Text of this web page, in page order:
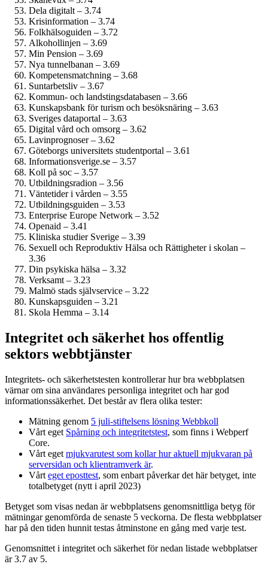
Dela digitalt – 3.74
Krisinformation – 3.74
Folkhälsoguiden – 3.72
Alkohollinjen – 3.69
Min Pension – 3.69
Nya tunnelbanan – 3.69
Kompetensmatchning – 3.68
Suntarbetsliv – 3.67
Kommun- och landstings­databasen – 3.66
Kunskapsbank för turism och besöksnäring – 3.63
Sveriges dataportal – 3.63
Digital vård och omsorg – 3.62
Lavinprognoser – 3.62
Göteborgs universitets studentportal – 3.61
Informationsverige.se – 3.57
Koll på soc – 3.57
Utbildningsradion – 3.56
Väntetider i vården – 3.55
Utbildningsguiden – 3.53
Enterprise Europe Network – 3.52
Openaid – 3.41
Kliniska studier Sverige – 3.39
Sexuell och Reproduktiv Hälsa och Rättigheter i skolan –
3.36
Din psykiska hälsa – 3.32
Verksamt – 3.23
Malmö stads självservice – 3.22
Kunskapsguiden – 3.21
Skola Hemma – 3.14
Integritet och säkerhet hos offentlig
sektors webbtjänster
Integritets- och säkerhetstesten kontrollerar hur bra webbplatsen
värnar om sina användares personliga integritet och har god
informations­säkerhet. Det består av flera olika tester:
Mätning genom 5 juli-stiftelsens lösning Webbkoll
Vårt eget Spårning och integritetstest, som finns i Webperf
Core.
Vårt eget mjukvarutest som kollar hur aktuell mjukvaran på
serversidan och klient­ramverk är.
Vårt eget eposttest, som enbart påverkar det här betyget, inte
totalbetyget (nytt i april 2023)
Betyget som visas nedan är webbplatsens genomsnittliga betyg för
mätningar genomförda de senaste 5 veckorna. De flesta webbplatser
har på den tiden hunnit testas åtminstone en gång med varje test.
Genomsnittet i integritet och säkerhet för nedan listade webbplatser
är 3.7 av 5.